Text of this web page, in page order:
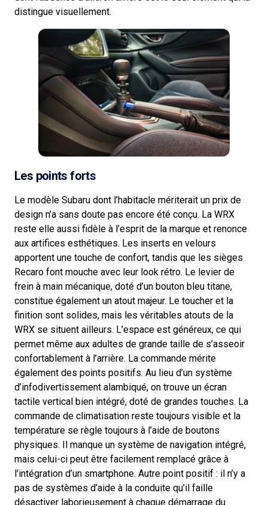
distingue visuellement.
Les points forts
Le modèle Subaru dont l’habitacle mériterait un prix de
design n’a sans doute pas encore été conçu. La WRX
reste elle aussi fidèle à l’esprit de la marque et renonce
aux artifices esthétiques. Les inserts en velours
apportent une touche de confort, tandis que les sièges
Recaro font mouche avec leur look rétro. Le levier de
frein à main mécanique, doté d’un bouton bleu titane,
constitue également un atout majeur. Le toucher et la
finition sont solides, mais les véritables atouts de la
WRX se situent ailleurs. L’espace est généreux, ce qui
permet même aux adultes de grande taille de s’asseoir
confortablement à l’arrière. La commande mérite
également des points positifs. Au lieu d’un système
d’infodivertissement alambiqué, on trouve un écran
tactile vertical bien intégré, doté de grandes touches. La
commande de climatisation reste toujours visible et la
température se règle toujours à l’aide de boutons
physiques. Il manque un système de navigation intégré,
mais celui-ci peut être facilement remplacé grâce à
l’intégration d’un smartphone. Autre point positif : il n’y a
pas de systèmes d’aide à la conduite qu’il faille
désactiver laborieusement à chaque démarrage du